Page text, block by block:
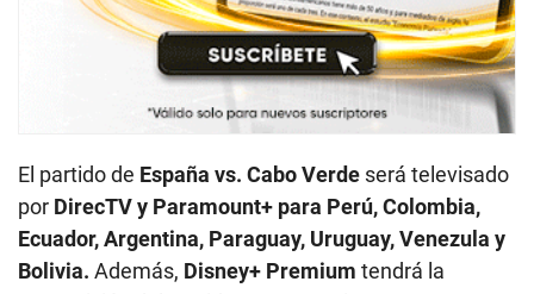
El partido de España vs. Cabo Verde será televisado
por DirecTV y Paramount+ para Perú, Colombia,
Ecuador, Argentina, Paraguay, Uruguay, Venezula y
Bolivia. Además, Disney+ Premium tendrá la